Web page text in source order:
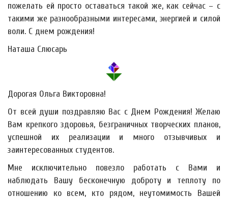
пожелать ей просто оставаться такой же, как сейчас – с
такими же разнообразными интересами, энергией и силой
воли. С днем рождения!
Наташа Слюсарь
Дорогая Ольга Викторовна!
От всей души поздравляю Вас с Днем Рождения! Желаю
Вам крепкого здоровья, безграничных творческих планов,
успешной их реализации и много отзывчивых и
заинтересованных студентов.
Мне исключительно повезло работать с Вами и
наблюдать Вашу бесконечную доброту и теплоту по
отношению ко всем, кто рядом, неутомимость Вашей